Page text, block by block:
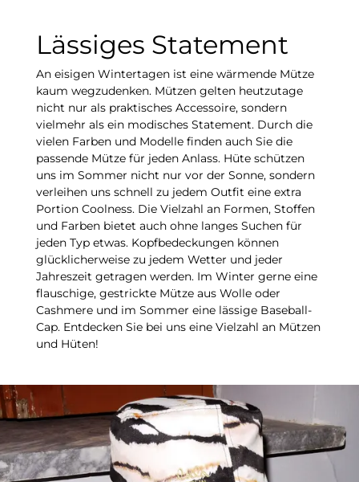
Lässiges Statement
An eisigen Wintertagen ist eine wärmende Mütze
kaum wegzudenken. Mützen gelten heutzutage
nicht nur als praktisches Accessoire, sondern
vielmehr als ein modisches Statement. Durch die
vielen Farben und Modelle finden auch Sie die
passende Mütze für jeden Anlass. Hüte schützen
uns im Sommer nicht nur vor der Sonne, sondern
verleihen uns schnell zu jedem Outfit eine extra
Portion Coolness. Die Vielzahl an Formen, Stoffen
und Farben bietet auch ohne langes Suchen für
jeden Typ etwas. Kopfbedeckungen können
glücklicherweise zu jedem Wetter und jeder
Jahreszeit getragen werden. Im Winter gerne eine
flauschige, gestrickte Mütze aus Wolle oder
Cashmere und im Sommer eine lässige Baseball-
Cap. Entdecken Sie bei uns eine Vielzahl an Mützen
und Hüten!